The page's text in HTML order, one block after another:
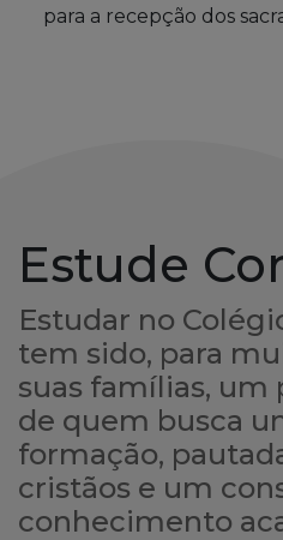
para a recepção dos
Estude
Estudar no
tem sido, para
suas famílias, um
de quem busca
formação,
cristãos e um
conhecimento